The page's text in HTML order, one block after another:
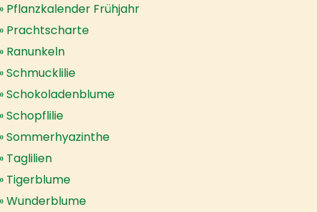
Pflanzkalender Frühjahr
Prachtscharte
Ranunkeln
Schmucklilie
Schokoladenblume
Schopflilie
Sommerhyazinthe
Taglilien
Tigerblume
Wunderblume